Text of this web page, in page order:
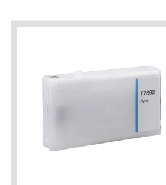
funcționării unei
Comerț electronic –
Ai nevoie de o imprimantă?
înainte de a achiziționa una
Fii în pas cu noile tehnologii